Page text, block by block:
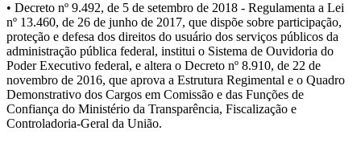
• Decreto nº 9.492, de 5 de setembro de 2018 - Regulamenta a Lei
nº 13.460, de 26 de junho de 2017, que dispõe sobre participação,
proteção e defesa dos direitos do usuário dos serviços públicos da
administração pública federal, institui o Sistema de Ouvidoria do
Poder Executivo federal, e altera o Decreto nº 8.910, de 22 de
novembro de 2016, que aprova a Estrutura Regimental e o Quadro
Demonstrativo dos Cargos em Comissão e das Funções de
Confiança do Ministério da Transparência, Fiscalização e
Controladoria-Geral da União.